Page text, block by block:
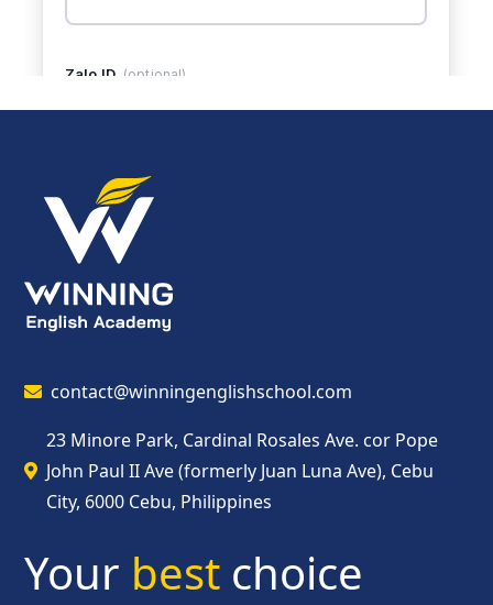
contact@winningenglishschool.com
23 Minore Park, Cardinal Rosales Ave. cor Pope
John Paul II Ave (formerly Juan Luna Ave), Cebu
City, 6000 Cebu, Philippines
Your best choice